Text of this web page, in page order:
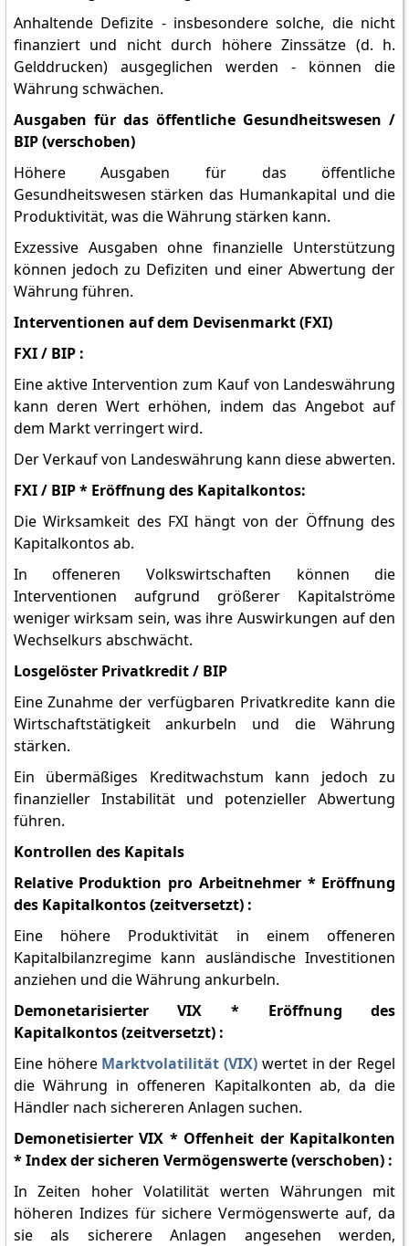
Anhaltende Defizite - insbesondere solche, die nicht
finanziert und nicht durch höhere Zinssätze (d. h.
Gelddrucken) ausgeglichen werden - können die
Währung schwächen.
Ausgaben für das öffentliche Gesundheitswesen /
BIP (verschoben)
Höhere Ausgaben für das öffentliche
Gesundheitswesen stärken das Humankapital und die
Produktivität, was die Währung stärken kann.
Exzessive Ausgaben ohne finanzielle Unterstützung
können jedoch zu Defiziten und einer Abwertung der
Währung führen.
Interventionen auf dem Devisenmarkt (FXI)
FXI / BIP :
Eine aktive Intervention zum Kauf von Landeswährung
kann deren Wert erhöhen, indem das Angebot auf
dem Markt verringert wird.
Der Verkauf von Landeswährung kann diese abwerten.
FXI / BIP * Eröffnung des Kapitalkontos:
Die Wirksamkeit des FXI hängt von der Öffnung des
Kapitalkontos ab.
In offeneren Volkswirtschaften können die
Interventionen aufgrund größerer Kapitalströme
weniger wirksam sein, was ihre Auswirkungen auf den
Wechselkurs abschwächt.
Losgelöster Privatkredit / BIP
Eine Zunahme der verfügbaren Privatkredite kann die
Wirtschaftstätigkeit ankurbeln und die Währung
stärken.
Ein übermäßiges Kreditwachstum kann jedoch zu
finanzieller Instabilität und potenzieller Abwertung
führen.
Kontrollen des Kapitals
Relative Produktion pro Arbeitnehmer * Eröffnung
des Kapitalkontos (zeitversetzt) :
Eine höhere Produktivität in einem offeneren
Kapitalbilanzregime kann ausländische Investitionen
anziehen und die Währung ankurbeln.
Demonetarisierter VIX * Eröffnung des
Kapitalkontos (zeitversetzt) :
Eine höhere Marktvolatilität (VIX) wertet in der Regel
die Währung in offeneren Kapitalkonten ab, da die
Händler nach sichereren Anlagen suchen.
Demonetisierter VIX * Offenheit der Kapitalkonten
* Index der sicheren Vermögenswerte (verschoben) :
In Zeiten hoher Volatilität werten Währungen mit
höheren Indizes für sichere Vermögenswerte auf, da
sie als sicherere Anlagen angesehen werden,